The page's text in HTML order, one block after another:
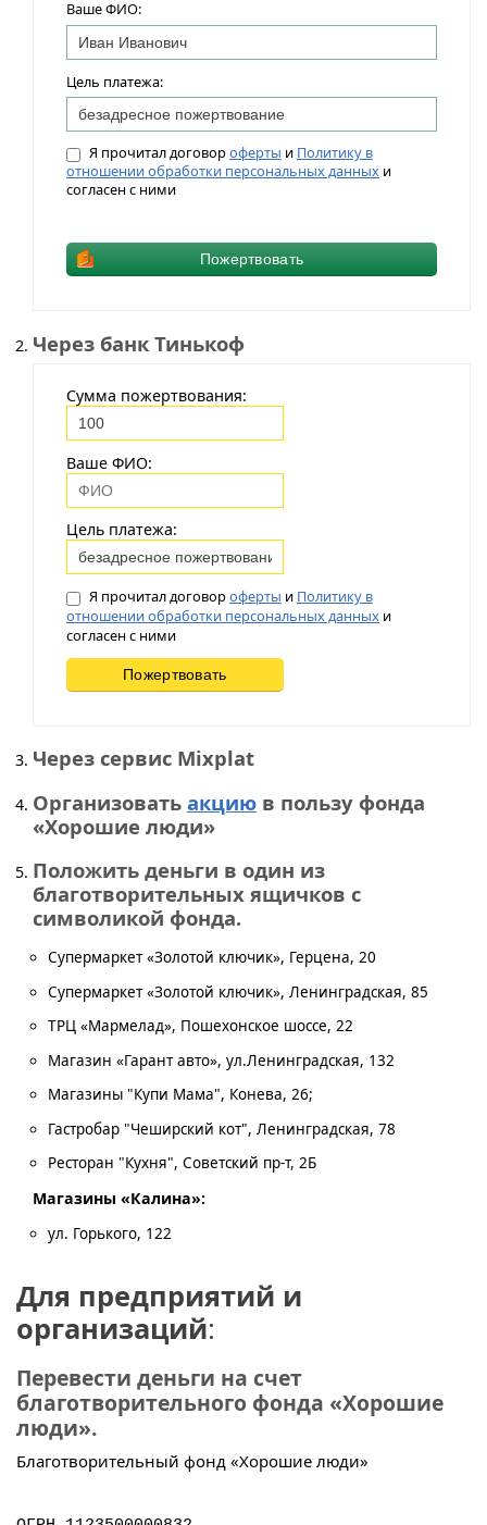
Ваше ФИО:
Цель платежа:
Я прочитал договороферты и Политику в
отношении обработки персональных данныхи
согласен с ними
Через банк Тинькоф
Сумма пожертвования:
Ваше ФИО:
Цель платежа:
Я прочитал договороферты и Политику в
отношении обработки персональных данныхи
согласен с ними
Через сервис Mixplat
Организовать акциюв пользу фонда
«Хорошие люди»
Положить деньги в один из
благотворительных ящичков с
символикой фонда.
Супермаркет «Золотой ключик», Герцена, 20
Супермаркет «Золотой ключик», Ленинградская, 85
ТРЦ «Мармелад», Пошехонское шоссе, 22
Магазин «Гарант авто», ул.Ленинградская, 132
Магазины "Купи Мама", Конева, 26;
Гастробар "Чеширский кот", Ленинградская, 78
Ресторан "Кухня", Советский пр-т, 2Б
Магазины «Калина»:
ул. Горького, 122
Для предприятий и
организаций:
Перевести деньги на счет
благотворительного фонда «Хорошие
люди».
Благотворительный фонд «Хорошие люди»